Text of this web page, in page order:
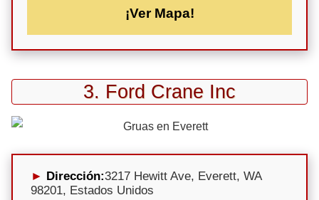
¡Ver Mapa!
3. Ford Crane Inc
Dirección:3217 Hewitt Ave, Everett, WA
98201, Estados Unidos